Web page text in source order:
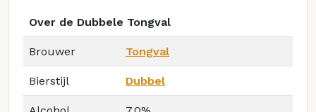
Over de Dubbele Tongval
Brouwer Tongval
Bierstijl Dubbel